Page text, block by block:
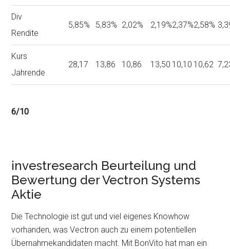
Div
Rendite
5,85% 5,83% 2,02% 2,19%2,37%2,58%
Kurs
Jahrende
28,17 13,86 10,86 13,50 10,10 10,62
6/10
investresearch Beurteilung und
Bewertung der Vectron Systems
Aktie
Die Technologie ist gut und viel eigenes Knowhow
vorhanden, was Vectron auch zu einem potentiellen
Übernahmekandidaten macht. Mit BonVito hat man ein